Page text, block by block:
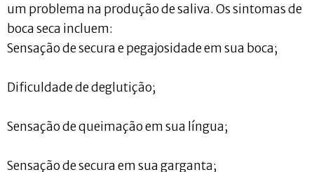
um problema na produção de saliva. Os sintomas de
boca seca incluem:
Sensação de secura e pegajosidade em sua boca;
Dificuldade de deglutição;
Sensação de queimação em sua língua;
Sensação de secura em sua garganta;